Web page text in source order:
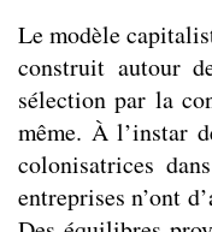
Le modèle
construit autour
sélection par la
même. À l’instar
colonisatrices
entreprises n’ont